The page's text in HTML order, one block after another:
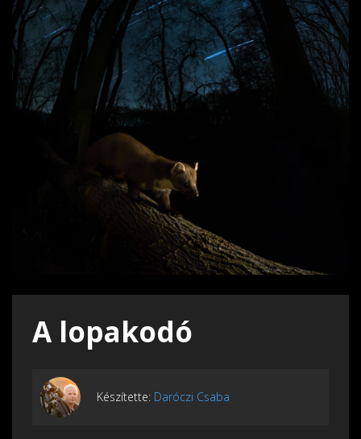
A lopakodó
Készítette: Daróczi Csaba